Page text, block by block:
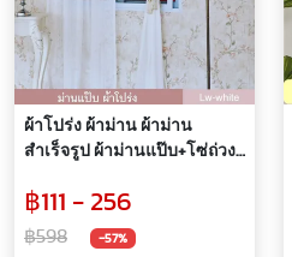
ผ้าโปร่ง ผ้าม่าน ผ้าม่าน
สำเร็จรูป ผ้าม่านแป๊บ+โซ่ถ่วง
฿111 - 256
฿598 -57%